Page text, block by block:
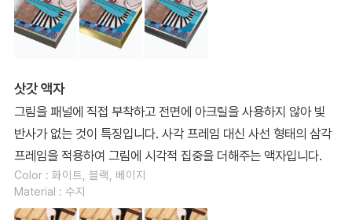
삿갓 액자
그림을 패널에 직접 부착하고 전면에 아크릴을 사용하지 않아 빛
반사가 없는 것이 특징입니다. 사각 프레임 대신 사선 형태의 삼각
프레임을 적용하여 그림에 시각적 집중을 더해주는 액자입니다.
Color : 화이트, 블랙, 베이지
Material : 수지